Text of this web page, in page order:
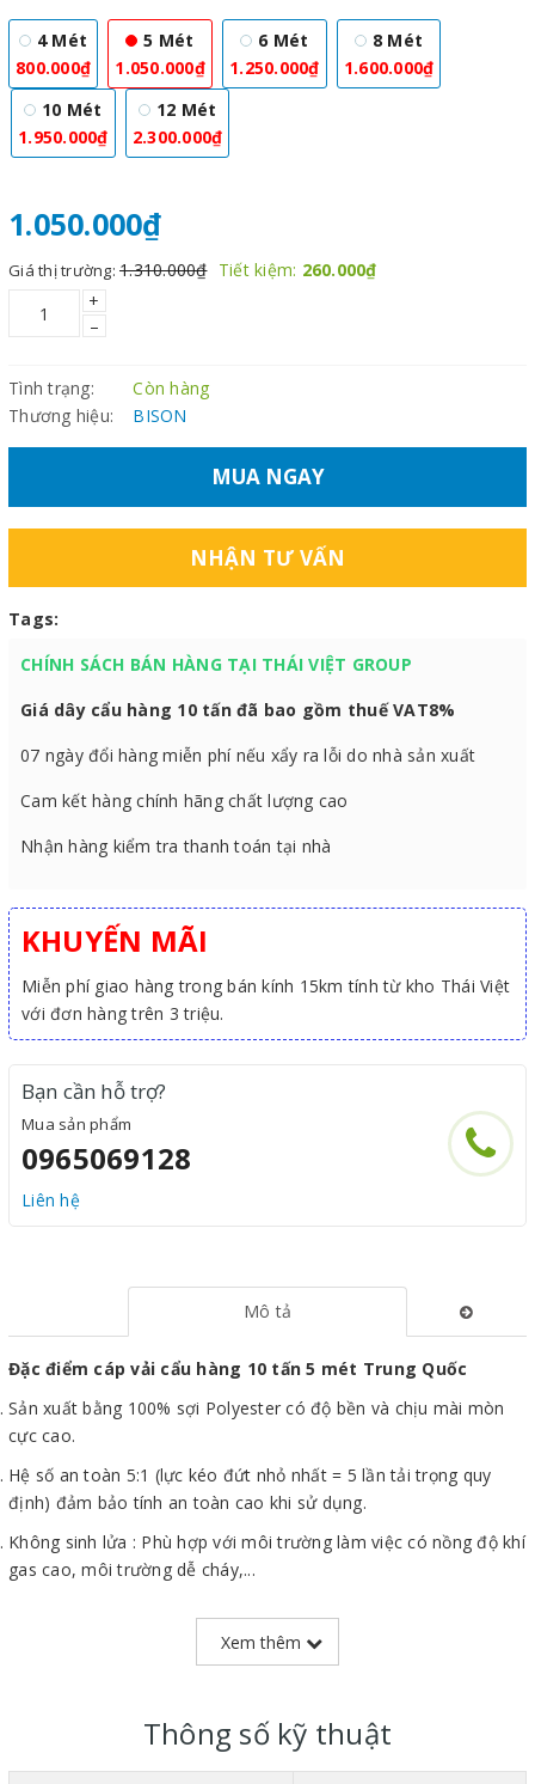
4 Mét
800.000₫
5 Mét
1.050.000₫
6 Mét
1.250.000₫
8 Mét
1.600.000₫
10 Mét
1.950.000₫
12 Mét
2.300.000₫
1.050.000₫
Giá thị trường: 1.310.000₫ Tiết kiệm: 260.000₫
+
–
Tình trạng:
Còn hàng
Thương hiệu:
BISON
MUA NGAY
NHẬN TƯ VẤN
Tags:
CHÍNH SÁCH BÁN HÀNG TẠI THÁI VIỆT GROUP
Giá dây cẩu hàng 10 tấn đã bao gồm thuế VAT8%
07 ngày đổi hàng miễn phí nếu xẩy ra lỗi do nhà sản xuất
Cam kết hàng chính hãng chất lượng cao
Nhận hàng kiểm tra thanh toán tại nhà
KHUYẾN MÃI
Miễn phí giao hàng trong bán kính 15km tính từ kho Thái Việt
với đơn hàng trên 3 triệu.
Bạn cần hỗ trợ?
Mua sản phẩm
0965069128
Liên hệ
Mô tả
Đặc điểm cáp vải cẩu hàng 10 tấn 5 mét Trung Quốc
Sản xuất bằng 100% sợi Polyester có độ bền và chịu mài mòn
cực cao.
Hệ số an toàn 5:1 (lực kéo đứt nhỏ nhất = 5 lần tải trọng quy
định) đảm bảo tính an toàn cao khi sử dụng.
Không sinh lửa : Phù hợp với môi trường làm việc có nồng độ khí
gas cao, môi trường dễ cháy,...
Bề mặt mềm mịn không gây trầy xước, biến dạng hàng hóa khi
có thể đạt tải trọng lên đến 200% nếu dùng cáp
vải theo phương thức cẩu chữ U.
Xem thêm
Thông số kỹ thuật